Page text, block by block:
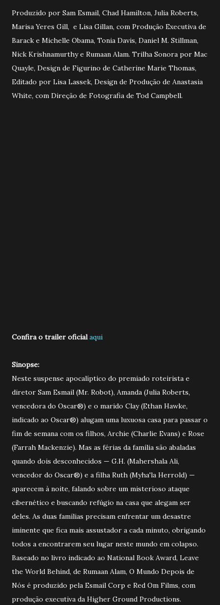
Produzido por Sam Esmail, Chad Hamilton, Julia Roberts,
Marisa Yeres Gill, e Lisa Gillan, com Produção Executiva de
Barack e Michelle Obama, Tonia Davis, Daniel M. Stillman,
Nick Krishnamurthy e Rumaan Alam. Trilha Sonora por Mac
Quayle, Design de Figurino de Catherine Marie Thomas,
Editado por Lisa Lassek, Design de Produção de Anastasia
White, com Direção de Fotografia de Tod Campbell.
Confira o trailer oficial aqui
Sinopse:
Neste suspense apocalíptico do premiado roteirista e
diretor Sam Esmail (Mr. Robot), Amanda (Julia Roberts,
vencedora do Oscar®) e o marido Clay (Ethan Hawke,
indicado ao Oscar®) alugam uma luxuosa casa para passar o
fim de semana com os filhos, Archie (Charlie Evans) e Rose
(Farrah Mackenzie). Mas as férias da família são abaladas
quando dois desconhecidos — G.H. (Mahershala Ali,
vencedor do Oscar®) e a filha Ruth (Myha'la Herrold) —
aparecem à noite, falando sobre um misterioso ataque
cibernético e buscando refúgio na casa que alegam ser
deles. As duas famílias precisam enfrentar um desastre
iminente que fica mais assustador a cada minuto, obrigando
todos a encontrarem seu lugar neste mundo em colapso.
Baseado no livro indicado ao National Book Award, Leave
the World Behind, de Rumaan Alam, O Mundo Depois de
Nós é produzido pela Esmail Corp e Red Om Films, com
produção executiva da Higher Ground Productions.